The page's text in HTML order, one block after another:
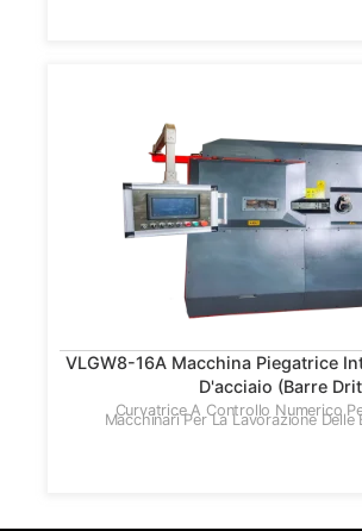
VLGW8-16A Macchina Piegatrice
D'acciaio (barre
Curvatrice A Controllo Numerico
Macchinari Per La Lavorazione Delle